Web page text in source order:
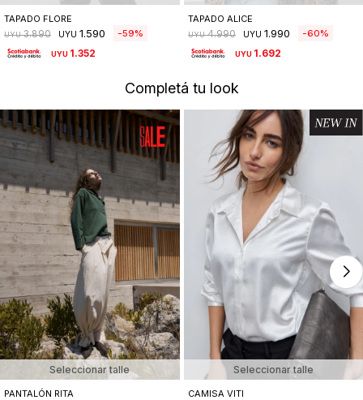
TAPADO FLORE
UYU 3.890 UYU 1.590 59
UYU 1.352
TAPADO ALICE
UYU 4.990 UYU 1.990 60
UYU 1.692
Completá tu look
Seleccionar talle
PANTALÓN RITA
Seleccionar talle
CAMISA VITI